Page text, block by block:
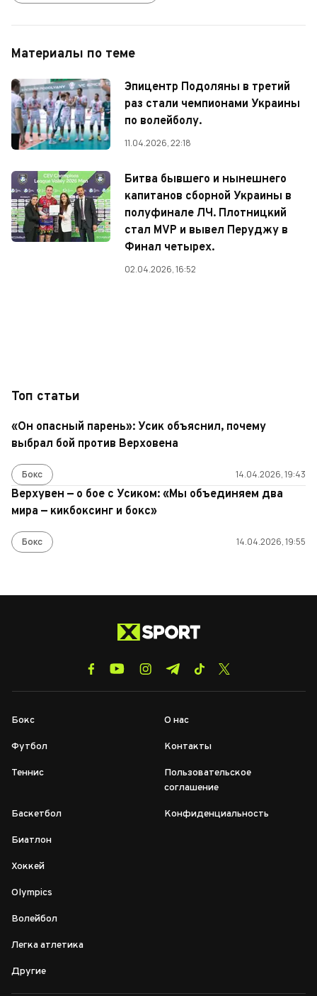
Материалы по теме
Эпицентр Подоляны в третий
раз стали чемпионами Украины
по волейболу.
11.04.2026, 22:18
Битва бывшего и нынешнего
капитанов сборной Украины в
полуфинале ЛЧ. Плотницкий
стал MVP и вывел Перуджу в
Финал четырех.
02.04.2026, 16:52
Топ статьи
«Он опасный парень»: Усик объяснил, почему
выбрал бой против Верховена
Бокс 14.04.2026, 19:43
Верхувен — о бое с Усиком: «Мы объединяем два
мира — кикбоксинг и бокс»
Бокс 14.04.2026, 19:55
Бокс
Футбол
Теннис
Баскетбол
Биатлон
Хоккей
Olympics
Волейбол
Легка атлетика
Другие
О нас
Контакты
Пользовательское
соглашение
Конфиденциальность